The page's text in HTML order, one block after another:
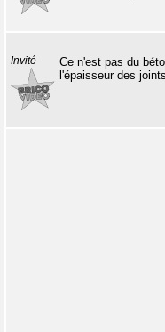
Invité
Ce n'est pas du
l'épaisseur des